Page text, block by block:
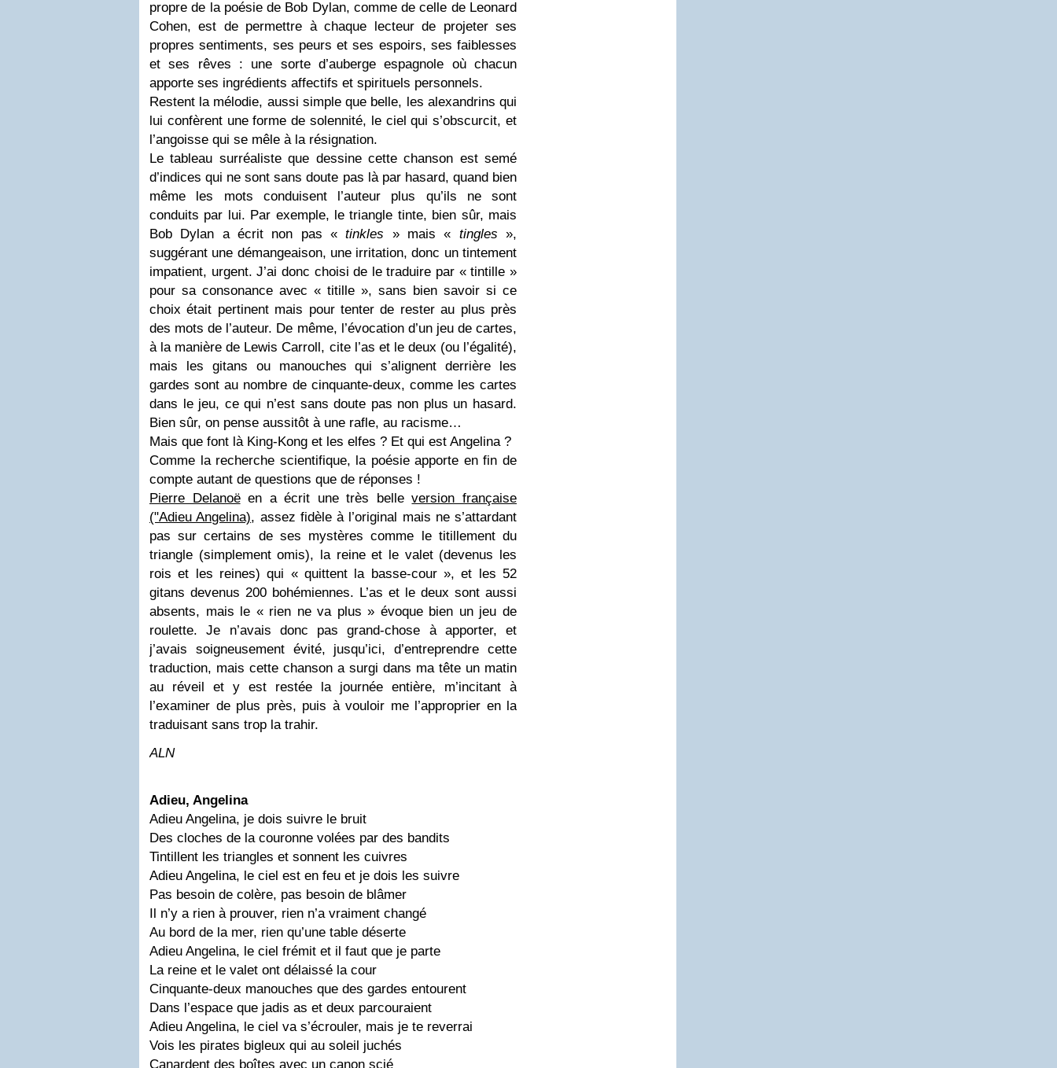
propre de la poésie de Bob Dylan, comme de celle de Leonard
Cohen, est de permettre à chaque lecteur de projeter ses
propres sentiments, ses peurs et ses espoirs, ses faiblesses
et ses rêves : une sorte d’auberge espagnole où chacun
apporte ses ingrédients affectifs et spirituels personnels.
Restent la mélodie, aussi simple que belle, les alexandrins qui
lui confèrent une forme de solennité, le ciel qui s’obscurcit, et
l’angoisse qui se mêle à la résignation.
Le tableau surréaliste que dessine cette chanson est semé
d’indices qui ne sont sans doute pas là par hasard, quand bien
même les mots conduisent l’auteur plus qu’ils ne sont
conduits par lui. Par exemple, le triangle tinte, bien sûr, mais
Bob Dylan a écrit non pas «tinkles » mais « tingles»,
suggérant une démangeaison, une irritation, donc un tintement
impatient, urgent. J’ai donc choisi de le traduire par « tintille »
pour sa consonance avec « titille », sans bien savoir si ce
choix était pertinent mais pour tenter de rester au plus près
des mots de l’auteur. De même, l’évocation d’un jeu de cartes,
à la manière de Lewis Carroll, cite l’as et le deux (ou l’égalité),
mais les gitans ou manouches qui s’alignent derrière les
gardes sont au nombre de cinquante-deux, comme les cartes
dans le jeu, ce qui n’est sans doute pas non plus un hasard.
Bien sûr, on pense aussitôt à une rafle, au racisme…
Mais que font là King-Kong et les elfes ? Et qui est Angelina ?
Comme la recherche scientifique, la poésie apporte en fin de
compte autant de questions que de réponses !
Pierre Delanoëen a écrit une très belleversion française
("Adieu Angelina), assez fidèle à l’original mais ne s’attardant
pas sur certains de ses mystères comme le titillement du
triangle (simplement omis), la reine et le valet (devenus les
rois et les reines) qui « quittent la basse-cour », et les 52
gitans devenus 200 bohémiennes. L’as et le deux sont aussi
absents, mais le « rien ne va plus » évoque bien un jeu de
roulette. Je n’avais donc pas grand-chose à apporter, et
j’avais soigneusement évité, jusqu’ici, d’entreprendre cette
traduction, mais cette chanson a surgi dans ma tête un matin
au réveil et y est restée la journée entière, m’incitant à
l’examiner de plus près, puis à vouloir me l’approprier en la
traduisant sans trop la trahir.
ALN
Adieu, Angelina
Adieu Angelina, je dois suivre le bruit
Des cloches de la couronne volées par des bandits
Tintillent les triangles et sonnent les cuivres
Adieu Angelina, le ciel est en feu et je dois les suivre
Pas besoin de colère, pas besoin de blâmer
Il n’y a rien à prouver, rien n’a vraiment changé
Au bord de la mer, rien qu’une table déserte
Adieu Angelina, le ciel frémit et il faut que je parte
La reine et le valet ont délaissé la cour
Cinquante-deux manouches que des gardes entourent
Dans l’espace que jadis as et deux parcouraient
Adieu Angelina, le ciel va s’écrouler, mais je te reverrai
Vois les pirates bigleux qui au soleil juchés
Canardent des boîtes avec un canon scié